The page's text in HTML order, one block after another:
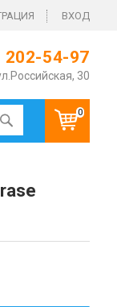
ВХОД
202-54-97
30
0